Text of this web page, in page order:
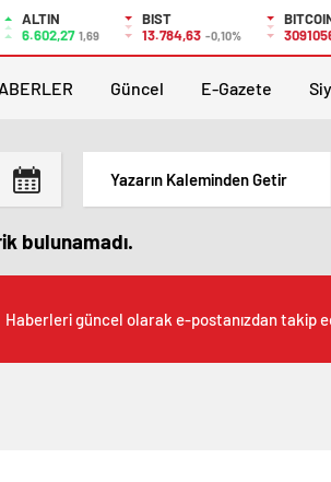
ALTIN
6.602,27 1,69
BIST
13.784,63 -0,10%
Güncel E-Gazete
Yazarın Kaleminden Getir
bulunamadı.
Haberleri güncel olarak e-postanızdan takip